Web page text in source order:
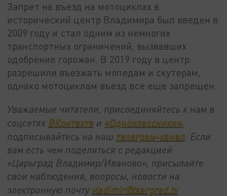
Запрет на въезд на мотоциклах в
исторический центр Владимира был введен в
2009 году и стал одним из немногих
транспортных ограничений, вызвавших
одобрение горожан. В 2019 году в центр
разрешили въезжать мопедам и скутерам,
однако мотоциклам въезд все еще запрещен.
Уважаемые читатели, присоединяйтесь к нам в
соцсетях ВКонтакте и «Одноклассники»,
подписывайтесь на наш телеграм-канал. Если
вам есть чем поделиться с редакцией
«Царьград Владимир/Иваново», присылайте
свои наблюдения, вопросы, новости на
электронную почту vladimir@tsargrad.tv